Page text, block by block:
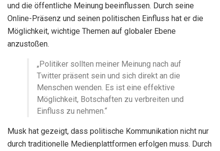
und die öffentliche Meinung beeinflussen. Durch seine
Online-Präsenz und seinen politischen Einfluss hat er die
Möglichkeit, wichtige Themen auf globaler Ebene
anzustoßen.
„Politiker sollten meiner Meinung nach auf
Twitter präsent sein und sich direkt an die
Menschen wenden. Es ist eine effektive
Möglichkeit, Botschaften zu verbreiten und
Einfluss zu nehmen.“
Musk hat gezeigt, dass politische Kommunikation nicht nur
durch traditionelle Medienplattformen erfolgen muss. Durch